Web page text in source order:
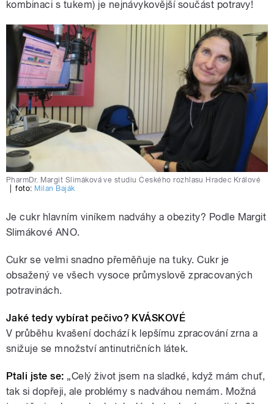
kombinaci s tukem) je nejnávykovější součást potravy!
PharmDr. Margit Slimáková ve studiu Českého rozhlasu Hradec Králové
foto: Milan Baják
Je cukr hlavním viníkem nadváhy a obezity? Podle Margit
Slimákové ANO.
Cukr se velmi snadno přeměňuje na tuky. Cukr je
obsažený ve všech vysoce průmyslově zpracovaných
potravinách.
Jaké tedy vybírat pečivo? KVÁSKOVÉ
V průběhu kvašení dochází k lepšímu zpracování zrna a
snižuje se množství antinutričních látek.
Ptali jste se: „Celý život jsem na sladké, když mám chuť,
tak si dopřeji, ale problémy s nadváhou nemám. Možná